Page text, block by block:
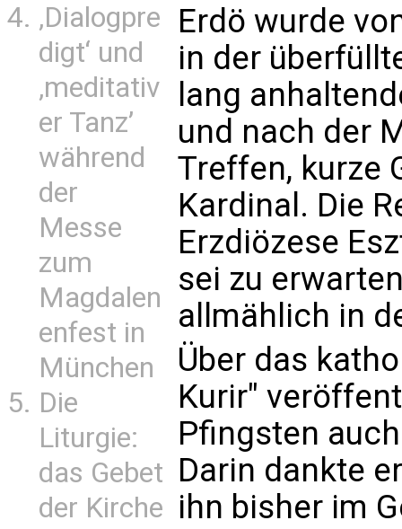
‚Dialogpre
digt‘ und
‚meditativ
er Tanz’
während
der
Messe
zum
Magdalen
enfest in
München
Die
Liturgie:
das Gebet
der Kirche
Erdö wurde
in der
lang
und nach der
Treffen, kurze
Kardinal. Die
Erzdiözese
sei zu
allmählich in
Über das
Kurir"
Pfingsten
Darin dankte
ihn bisher im